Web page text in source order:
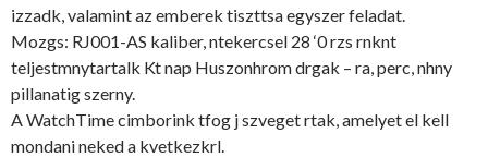
izzadk, valamint az emberek tiszttsa egyszer feladat.
Mozgs: RJ001-AS kaliber, ntekercsel 28 ‘0 rzs rnknt
teljestmnytartalk Kt nap Huszonhrom drgak – ra, perc, nhny
pillanatig szerny.
A WatchTime cimborink tfog j szveget rtak, amelyet el kell
mondani neked a kvetkezkrl.